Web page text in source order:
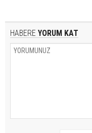
HABERE YORUM KAT